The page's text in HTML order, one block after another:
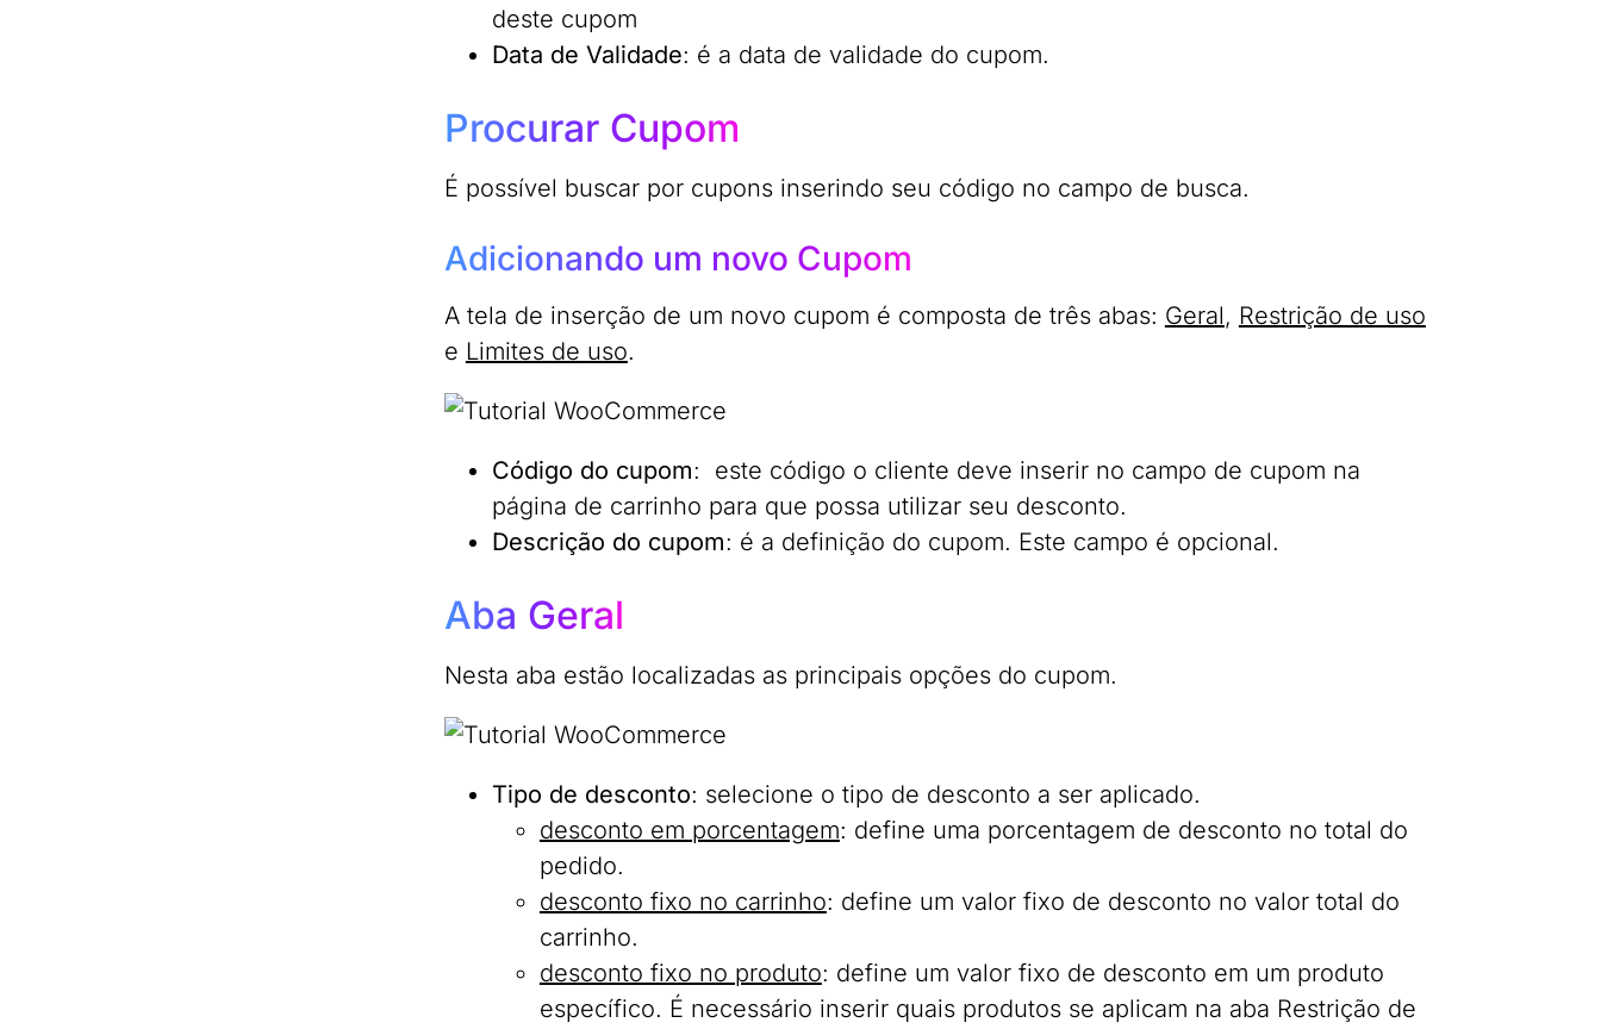
deste cupom
Data de Validade: é a data de validade do cupom.
Procurar Cupom
É possível buscar por cupons inserindo seu código no campo de busca.
Adicionando um novo Cupom
A tela de inserção de um novo cupom é composta de três abas: Geral, Restrição de uso
e Limites de uso.
Código do cupom: este código o cliente deve inserir no campo de cupom na
página de carrinho para que possa utilizar seu desconto.
Descrição do cupom: é a definição do cupom. Este campo é opcional.
Aba Geral
Nesta aba estão localizadas as principais opções do cupom.
Tipo de desconto: selecione o tipo de desconto a ser aplicado.
desconto em porcentagem: define uma porcentagem de desconto no total do
pedido.
desconto fixo no carrinho: define um valor fixo de desconto no valor total do
carrinho.
desconto fixo no produto: define um valor fixo de desconto em um produto
específico. É necessário inserir quais produtos se aplicam na aba Restrição de